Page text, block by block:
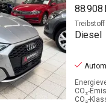
88.908
Treibstoff
Diesel
CO₂-
CO₂-